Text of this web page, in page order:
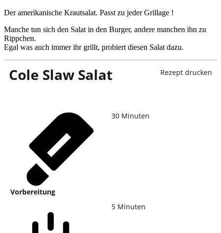
Der amerikanische Krautsalat. Passt zu jeder Grillage !
Manche tun sich den Salat in den Burger, andere manchen ihn zu
Rippchen.
Egal was auch immer ihr grillt, probiert diesen Salat dazu.
Rezept drucken
Cole Slaw Salat
Vorbereitung
30 Minuten
5 Minuten